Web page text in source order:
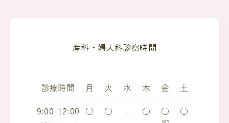
産科・婦人科診察時間
診療時間 月 火 水 木 金 土
9:00-12:00 ○ ○ - ○ ○
※2
○